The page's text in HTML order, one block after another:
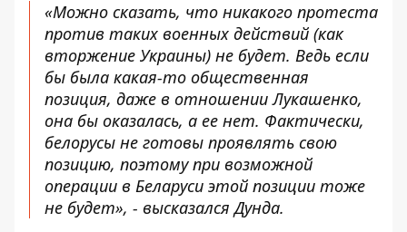
«Можно сказать, что никакого протеста
против таких военных действий (как
вторжение Украины) не будет. Ведь если
бы была какая-то общественная
позиция, даже в отношении Лукашенко,
она бы оказалась, а ее нет. Фактически,
белорусы не готовы проявлять свою
позицию, поэтому при возможной
операции в Беларуси этой позиции тоже
не будет», - высказался Дунда.